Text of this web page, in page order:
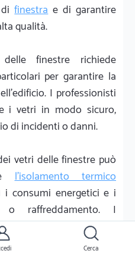
difinestrae di garantire
qualità.
finestre richiede
per garantire la
I professionisti
i vetri in modo sicuro,
di incidenti o danni.
vetri delle finestre può
l'isolamento termico
i consumi energetici e i
raffreddamento. I
soluzioni efficienti
e installarle
Cerca